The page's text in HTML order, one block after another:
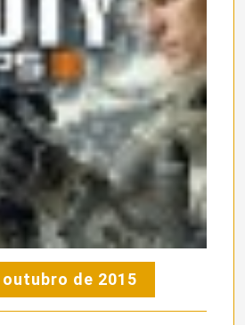
outubro de 2015